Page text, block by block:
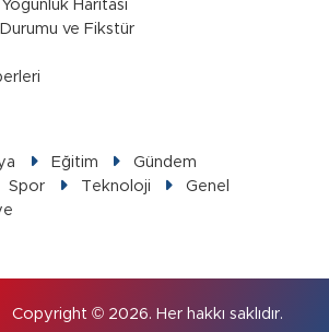
Haritası
ve Fikstür
Eğitim
Gündem
Spor Teknoloji
Genel
Copyright © 2026. Her hakkı saklıdır.